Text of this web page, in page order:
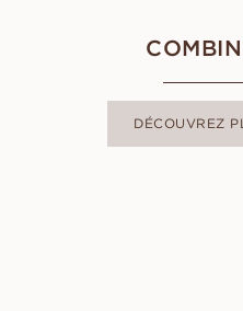
DÉCOUVREZ